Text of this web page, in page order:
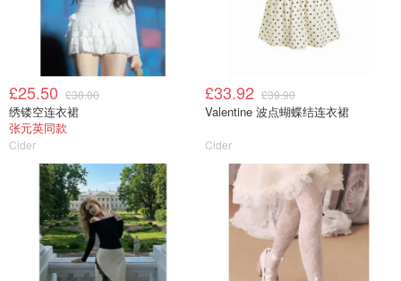
£25.50 £38.00
绣镂空连衣裙
张元英同款
Cider
£33.92 £39.90
Valentine 波点蝴蝶结连衣裙
Cider